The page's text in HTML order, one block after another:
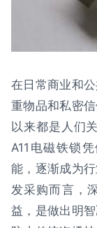
在日常商业和
重物品和私密
以来都是人们
A11电磁铁锁
能，逐渐成为
发采购而言，
益，是做出明